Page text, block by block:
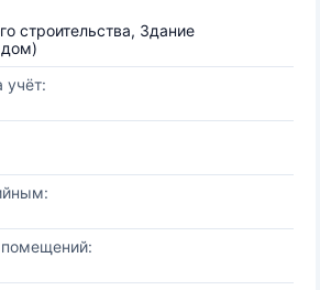
строительства, Здание
учёт: